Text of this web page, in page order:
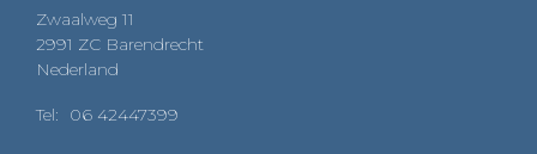
Zwaalweg 11
2991 ZC Barendrecht
Nederland
Tel: 06 42447399